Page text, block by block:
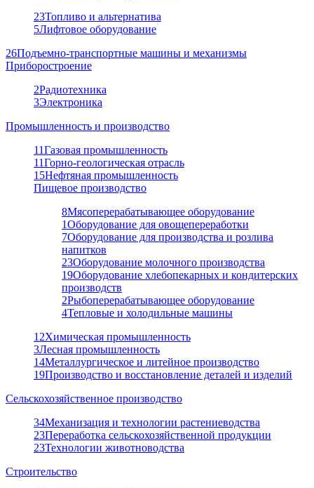
23Топливо и альтернатива
5Лифтовое оборудование
26Подъемно-транспортные машины и механизмы
Приборостроение
2Радиотехника
3Электроника
Промышленность и производство
11Газовая промышленность
11Горно-геологическая отрасль
15Нефтяная промышленность
Пищевое производство
8Мясоперерабатывающее оборудование
1Оборудование для овощепереработки
7Оборудование для производства и розлива
напитков
23Оборудование молочного производства
19Оборудование хлебопекарных и кондитерских
производств
2Рыбоперерабатывающее оборудование
4Тепловые и холодильные машины
12Химическая промышленность
3Лесная промышленность
14Металлургическое и литейное производство
19Производство и восстановление деталей и изделий
Сельскохозяйственное производство
34Механизация и технологии растениеводства
23Переработка сельскохозяйственной продукции
23Технологии животноводства
Строительство